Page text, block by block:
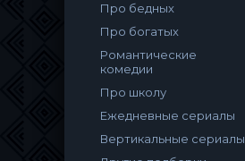
Про бедных
Про богатых
Романтические
комедии
Про школу
Ежедневные сериалы
Вертикальные сериалы